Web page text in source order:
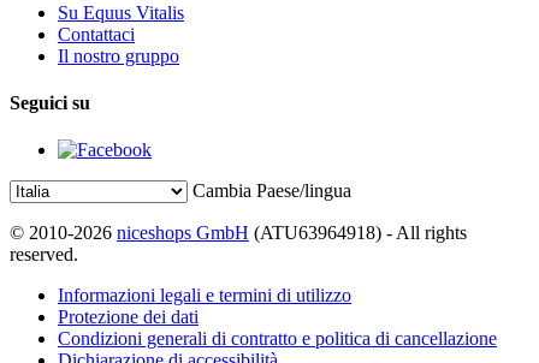
Su Equus Vitalis
Contattaci
Il nostro gruppo
Seguici su
Cambia Paese/lingua
© 2010-2026 niceshops GmbH (ATU63964918) - All rights
reserved.
Informazioni legali e termini di utilizzo
Protezione dei dati
Condizioni generali di contratto e politica di cancellazione